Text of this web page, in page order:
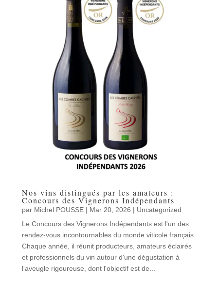
Nos vins distingués par les amateurs :
Concours des Vignerons Indépendants
par Michel POUSSE| Mar 20, 2026 | Uncategorized
Le Concours des Vignerons Indépendants est l'un des
rendez-vous incontournables du monde viticole français.
Chaque année, il réunit producteurs, amateurs éclairés
et professionnels du vin autour d'une dégustation à
l'aveugle rigoureuse, dont l'objectif est de...